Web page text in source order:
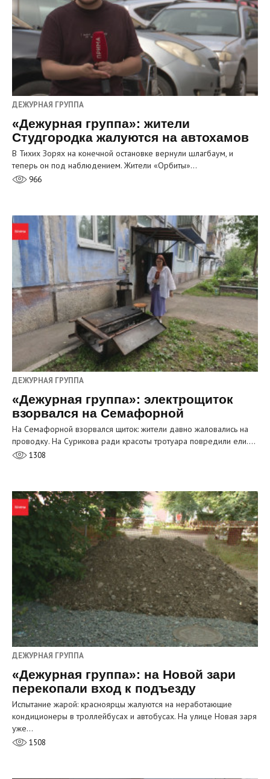
ДЕЖУРНАЯ ГРУППА
«Дежурная группа»: жители
Студгородка жалуются на автохамов
В Тихих Зорях на конечной остановке вернули шлагбаум, и
теперь он под наблюдением. Жители «Орбиты»…
966
ДЕЖУРНАЯ ГРУППА
«Дежурная группа»: электрощиток
взорвался на Семафорной
На Семафорной взорвался щиток: жители давно жаловались на
проводку. На Сурикова ради красоты тротуара повредили ели.…
1308
ДЕЖУРНАЯ ГРУППА
«Дежурная группа»: на Новой зари
перекопали вход к подъезду
Испытание жарой: красноярцы жалуются на неработающие
кондиционеры в троллейбусах и автобусах. На улице Новая заря
уже…
1508